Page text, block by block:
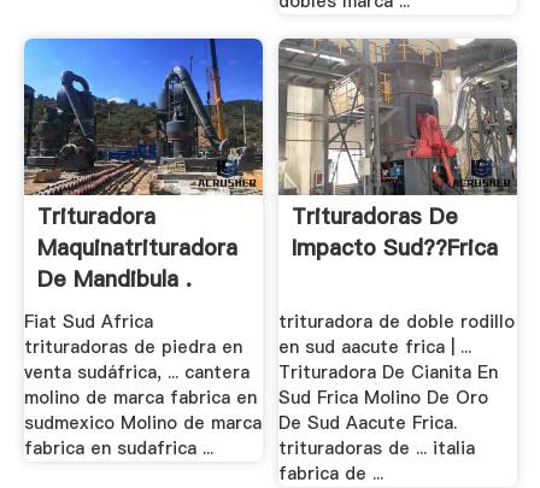
Trituradora
Maquinatrituradora
De Mandibula .
Fiat Sud Africa
trituradoras de piedra en
venta sudáfrica, ... cantera
molino de marca fabrica en
sudmexico Molino de marca
fabrica en sudafrica ...
Trituradoras De
Impacto Sud??frica
trituradora de doble rodillo
en sud aacute frica | ...
Trituradora De Cianita En
Sud Frica Molino De Oro
De Sud Aacute Frica.
trituradoras de ... italia
fabrica de ...